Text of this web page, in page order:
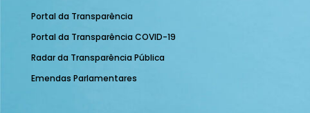
Portal da Transparência
Portal da Transparência COVID-19
Radar da Transparência Pública
Emendas Parlamentares